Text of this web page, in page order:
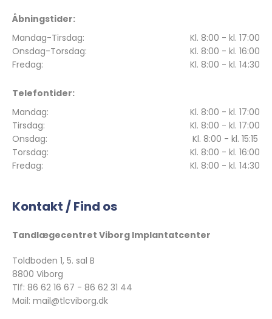
Åbningstider:
Mandag-Tirsdag:
Onsdag-Torsdag:
Fredag:
Kl. 8:00 - kl. 17:00
Kl. 8:00 - kl. 16:00
Kl. 8:00 - kl. 14:30
Telefontider:
Mandag:
Tirsdag:
Onsdag:
Torsdag:
Fredag:
Kl. 8:00 - kl. 17:00
Kl. 8:00 - kl. 17:00
Kl. 8:00 - kl. 15:15
Kl. 8:00 - kl. 16:00
Kl. 8:00 - kl. 14:30
Kontakt / Find os
Tandlægecentret Viborg Implantatcenter
Toldboden 1, 5. sal B
8800 Viborg
Tlf: 86 62 16 67 - 86 62 31 44
Mail: mail@tlcviborg.dk